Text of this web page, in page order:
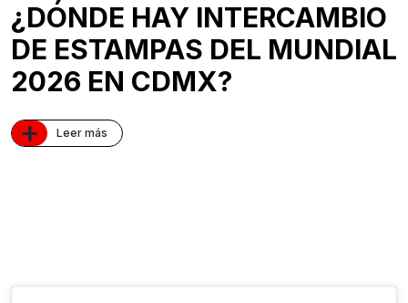
¿DÓNDE HAY INTERCAMBIO
DE ESTAMPAS DEL MUNDIAL
2026 EN CDMX?
+ Leer más